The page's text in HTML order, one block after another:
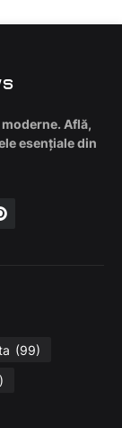
Află,
esențiale din
(99)